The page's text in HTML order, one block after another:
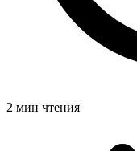
2 мин чтения